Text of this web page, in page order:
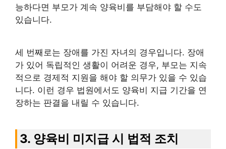
능하다면 부모가 계속 양육비를 부담해야 할 수도
있습니다.
세 번째로는 장애를 가진 자녀의 경우입니다. 장애
가 있어 독립적인 생활이 어려운 경우, 부모는 지속
적으로 경제적 지원을 해야 할 의무가 있을 수 있습
니다. 이런 경우 법원에서도 양육비 지급 기간을 연
장하는 판결을 내릴 수 있습니다.
3. 양육비 미지급 시 법적 조치